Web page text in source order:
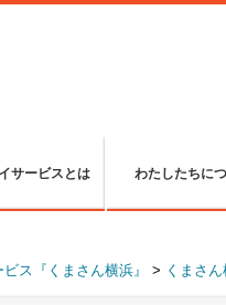
サービスとは わたしたちに
ス『くまさん横浜』 > くまさ